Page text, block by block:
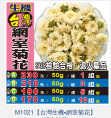
M1021【台灣生機▪網室菊花】